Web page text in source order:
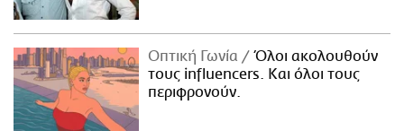
Οπτική Γωνία
Όλοι ακολουθούν
τους influencers. Και όλοι τους
περιφρονούν.